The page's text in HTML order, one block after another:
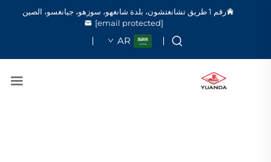
رقم 1 طريق تشانغتشون، بلدة شانغهو، سوزهو، جيانغسو، الصين
[email protected]
AR